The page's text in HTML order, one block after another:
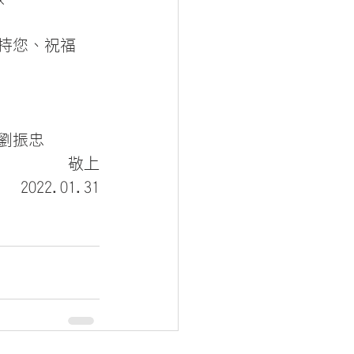
牧末  劉振忠
                                  敬上
                        2022.01.31